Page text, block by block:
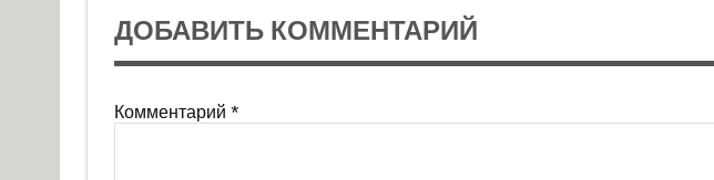
ДОБАВИТЬ КОММЕНТАРИЙ
Комментарий *